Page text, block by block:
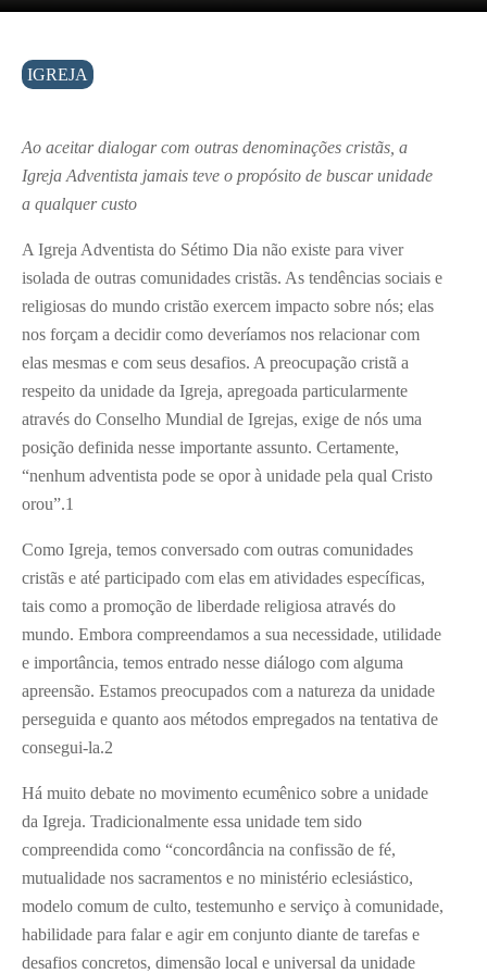
IGREJA
Ao aceitar dialogar com outras denominações cristãs, a
Igreja Adventista jamais teve o propósito de buscar unidade
a qualquer custo
A Igreja Adventista do Sétimo Dia não existe para viver
isolada de outras comunidades cristãs. As tendências sociais e
religiosas do mundo cristão exercem impacto sobre nós; elas
nos forçam a decidir como deveríamos nos relacionar com
elas mesmas e com seus desafios. A preocupação cristã a
respeito da unidade da Igreja, apregoada particularmente
através do Conselho Mundial de Igrejas, exige de nós uma
posição definida nesse importante assunto. Certamente,
“nenhum adventista pode se opor à unidade pela qual Cristo
orou”.1
Como Igreja, temos conversado com outras comunidades
cristãs e até participado com elas em atividades específicas,
tais como a promoção de liberdade religiosa através do
mundo. Embora compreendamos a sua necessidade, utilidade
e importância, temos entrado nesse diálogo com alguma
apreensão. Estamos preocupados com a natureza da unidade
perseguida e quanto aos métodos empregados na tentativa de
consegui-la.2
Há muito debate no movimento ecumênico sobre a unidade
da Igreja. Tradicionalmente essa unidade tem sido
compreendida como “concordância na confissão de fé,
mutualidade nos sacramentos e no ministério eclesiástico,
modelo comum de culto, testemunho e serviço à comunidade,
habilidade para falar e agir em conjunto diante de tarefas e
desafios concretos, dimensão local e universal da unidade